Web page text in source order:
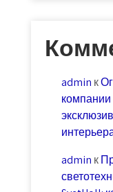
admin к
компании
admin к